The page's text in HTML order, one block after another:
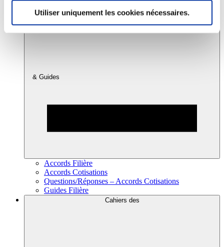
Utiliser uniquement les cookies nécessaires.
& Guides
Accords Filière
Accords Cotisations
Questions/Réponses – Accords Cotisations
Guides Filière
Cahiers des